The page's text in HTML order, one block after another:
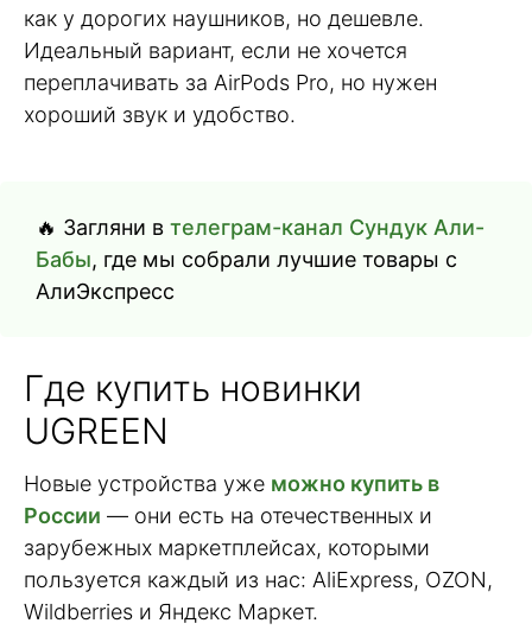
как у дорогих наушников, но дешевле.
Идеальный вариант, если не хочется
переплачивать за AirPods Pro, но нужен
хороший звук и удобство.
🔥 Загляни в телеграм-канал Сундук Али-
Бабы, где мы собрали лучшие товары с
АлиЭкспресс
Где купить новинки
UGREEN
Новые устройства уже можно купить в
России — они есть на отечественных и
зарубежных маркетплейсах, которыми
пользуется каждый из нас: AliExpress, OZON,
Wildberries и Яндекс Маркет.